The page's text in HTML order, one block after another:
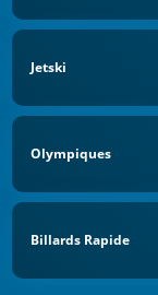
Jetski
Olympiques
Billards Rapide